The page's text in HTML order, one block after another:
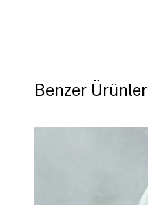
Benzer Ürünler